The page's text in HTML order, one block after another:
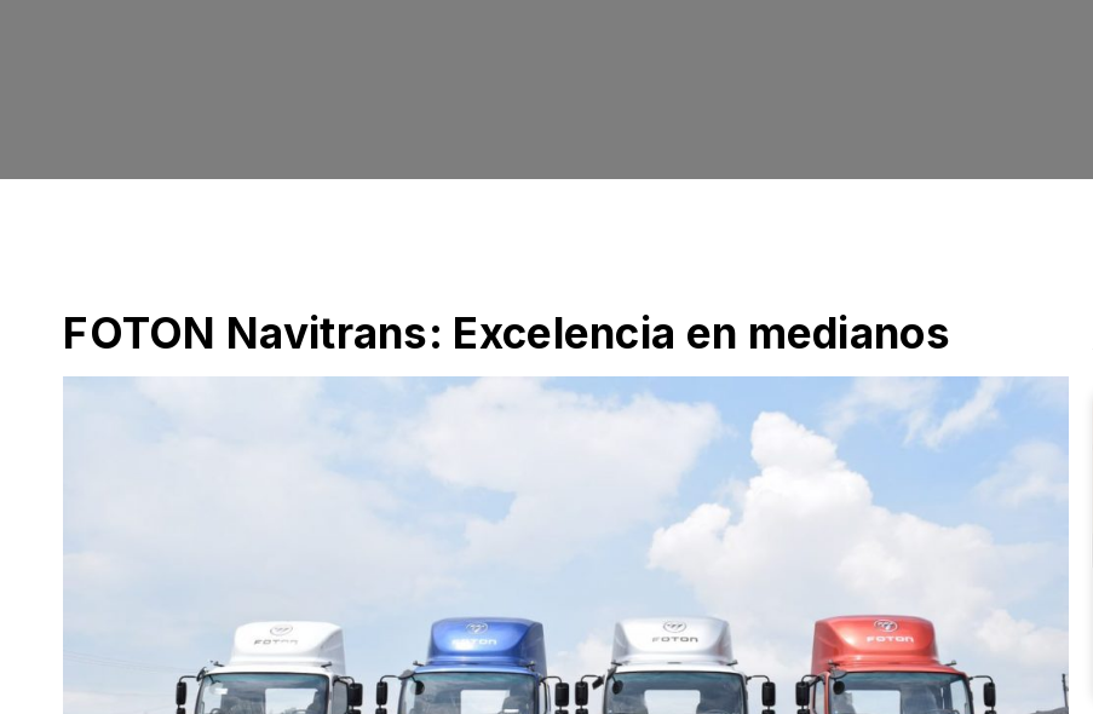
FOTON Navitrans: Excelencia en medianos